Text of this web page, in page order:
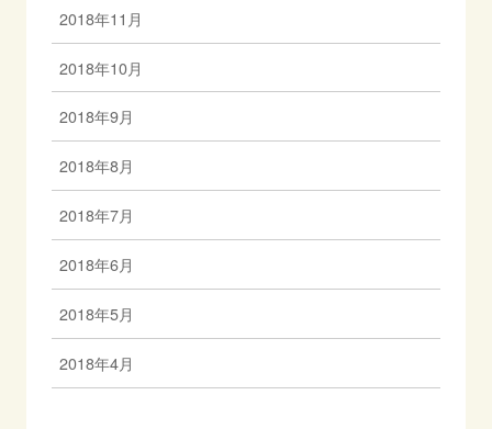
2018年11月
2018年10月
2018年9月
2018年8月
2018年7月
2018年6月
2018年5月
2018年4月